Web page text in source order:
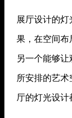
展厅设计的
果，在空间布
另一个能够
所安排的艺
厅的灯光设计